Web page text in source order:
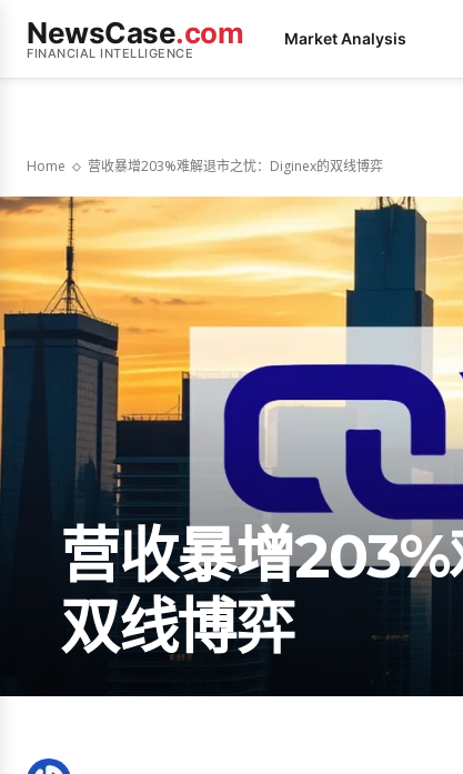
NewsCase.com
FINANCIAL INTELLIGENCE
Market Analysis
Home 营收暴增203%难解退市之忧：Diginex的双线博弈
营收暴增
双线博弈